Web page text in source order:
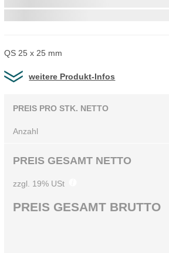
QS 25 x 25 mm
weitere Produkt-Infos
PREIS PRO STK. NETTO
Anzahl
PREIS GESAMT NETTO
zzgl. 19% USt
PREIS GESAMT BRUTTO